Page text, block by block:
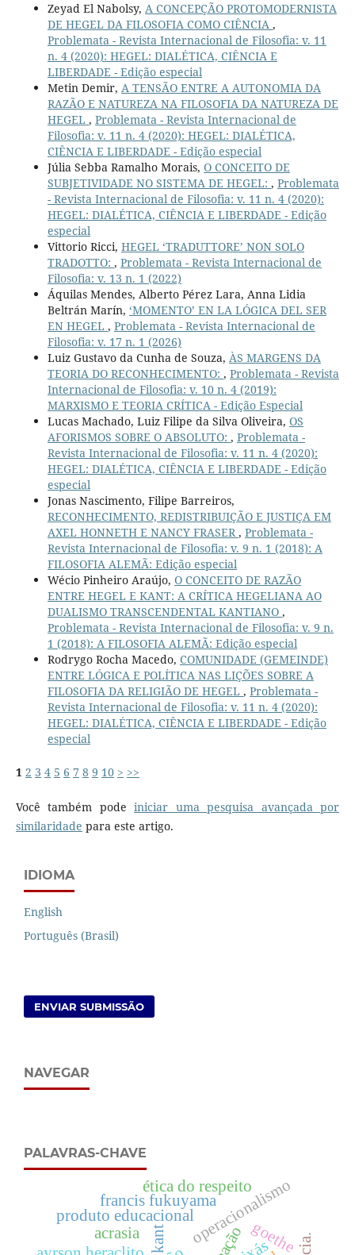
Zeyad El Nabolsy, A CONCEPÇÃO PROTOMODERNISTA
DE HEGEL DA FILOSOFIA COMO CIÊNCIA ,
Problemata - Revista Internacional de Filosofia: v. 11
n. 4 (2020): HEGEL: DIALÉTICA, CIÊNCIA E
LIBERDADE - Edição especial
Metin Demir, A TENSÃO ENTRE A AUTONOMIA DA
RAZÃO E NATUREZA NA FILOSOFIA DA NATUREZA DE
HEGEL , Problemata - Revista Internacional de
Filosofia: v. 11 n. 4 (2020): HEGEL: DIALÉTICA,
CIÊNCIA E LIBERDADE - Edição especial
Júlia Sebba Ramalho Morais, O CONCEITO DE
SUBJETIVIDADE NO SISTEMA DE HEGEL: , Problemata
- Revista Internacional de Filosofia: v. 11 n. 4 (2020):
HEGEL: DIALÉTICA, CIÊNCIA E LIBERDADE - Edição
especial
Vittorio Ricci, HEGEL ‘TRADUTTORE’ NON SOLO
TRADOTTO: , Problemata - Revista Internacional de
Filosofia: v. 13 n. 1 (2022)
Áquilas Mendes, Alberto Pérez Lara, Anna Lidia
Beltrán Marín, ‘MOMENTO’ EN LA LÓGICA DEL SER
EN HEGEL , Problemata - Revista Internacional de
Filosofia: v. 17 n. 1 (2026)
Luiz Gustavo da Cunha de Souza, ÀS MARGENS DA
TEORIA DO RECONHECIMENTO: , Problemata - Revista
Internacional de Filosofia: v. 10 n. 4 (2019):
MARXISMO E TEORIA CRÍTICA - Edição Especial
Lucas Machado, Luiz Filipe da Silva Oliveira, OS
AFORISMOS SOBRE O ABSOLUTO: , Problemata -
Revista Internacional de Filosofia: v. 11 n. 4 (2020):
HEGEL: DIALÉTICA, CIÊNCIA E LIBERDADE - Edição
especial
Jonas Nascimento, Filipe Barreiros,
RECONHECIMENTO, REDISTRIBUIÇÃO E JUSTIÇA EM
AXEL HONNETH E NANCY FRASER, Problemata -
Revista Internacional de Filosofia: v. 9 n. 1 (2018): A
FILOSOFIA ALEMÃ: Edição especial
Wécio Pinheiro Araújo, O CONCEITO DE RAZÃO
ENTRE HEGEL E KANT: A CRÍTICA HEGELIANA AO
DUALISMO TRANSCENDENTAL KANTIANO ,
Problemata - Revista Internacional de Filosofia: v. 9 n.
1 (2018): A FILOSOFIA ALEMÃ: Edição especial
Rodrygo Rocha Macedo, COMUNIDADE (GEMEINDE)
ENTRE LÓGICA E POLÍTICA NAS LIÇÕES SOBRE A
FILOSOFIA DA RELIGIÃO DE HEGEL , Problemata -
Revista Internacional de Filosofia: v. 11 n. 4 (2020):
HEGEL: DIALÉTICA, CIÊNCIA E LIBERDADE - Edição
especial
1 2 3 4 5 6 7 8 9 10 > >>
Você também podeiniciar uma pesquisa avançada por
similaridade para este artigo.
IDIOMA
English
Português (Brasil)
ENVIAR SUBMISSÃO
NAVEGAR
PALAVRAS-CHAVE
kant
produto educacional
acrasia operacionalismo
francis fukuyama
goethe
ética do respeito